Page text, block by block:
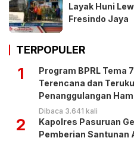
Layak Huni
Fresindo Jaya
TERPOPULER
1
Program BPRL Tema
Terencana dan
Penanggulangan
Dibaca 3.641 kali
2
Kapolres Pasuruan
Pemberian Santunan